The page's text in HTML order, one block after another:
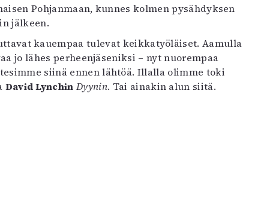
Pohjanmaan, kunnes kolmen pysähdyksen
jälkeen.
kauempaa tulevat keikkatyöläiset. Aamulla
jo lähes perheenjäseniksi – nyt nuorempaa
siinä ennen lähtöä. Illalla olimme toki
David Lynchin Dyynin. Tai ainakin alun siitä.